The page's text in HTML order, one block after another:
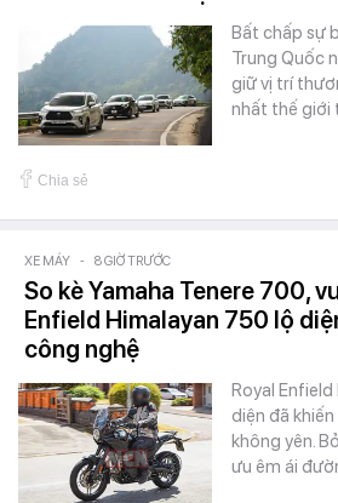
Bất chấp sự
Trung Quốc
giữ vị trí
nhất thế giới
Chia sẻ
XE MÁY - 8 GIỜ TRƯỚC
So kè Yamaha Tenere 700,
Enfield Himalayan 750 lộ
công nghệ
Royal
diện đã
không yên.
ưu êm ái